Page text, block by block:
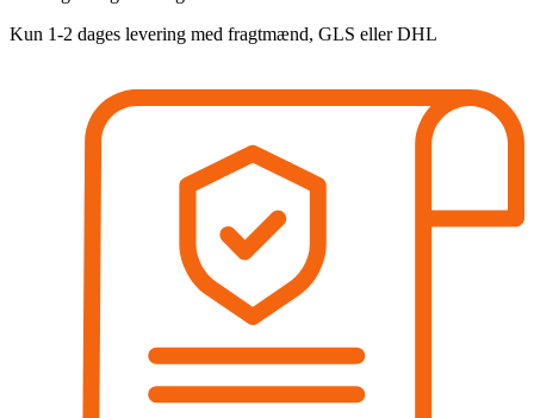
Kun 1-2 dages levering med fragtmænd, GLS eller DHL